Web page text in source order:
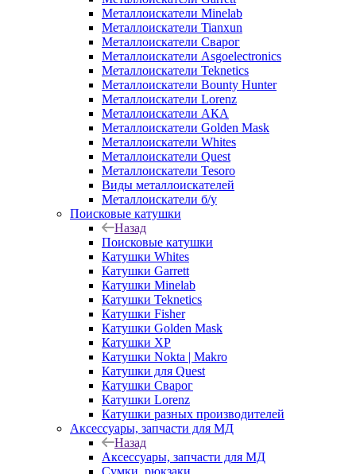
Металлоискатели Minelab
Металлоискатели Tianxun
Металлоискатели Сварог
Металлоискатели Asgoelectronics
Металлоискатели Teknetics
Металлоискатели Bounty Hunter
Металлоискатели Lorenz
Металлоискатели АКА
Металлоискатели Golden Mask
Металлоискатели Whites
Металлоискатели Quest
Металлоискатели Tesoro
Виды металлоискателей
Металлоискатели б/у
Поисковые катушки
Назад
Поисковые катушки
Катушки Whites
Катушки Garrett
Катушки Minelab
Катушки Teknetics
Катушки Fisher
Катушки Golden Mask
Катушки XP
Катушки Nokta | Makro
Катушки для Quest
Катушки Сварог
Катушки Lorenz
Катушки разных производителей
Аксессуары, запчасти для МД
Назад
Аксессуары, запчасти для МД
Сумки, рюкзаки